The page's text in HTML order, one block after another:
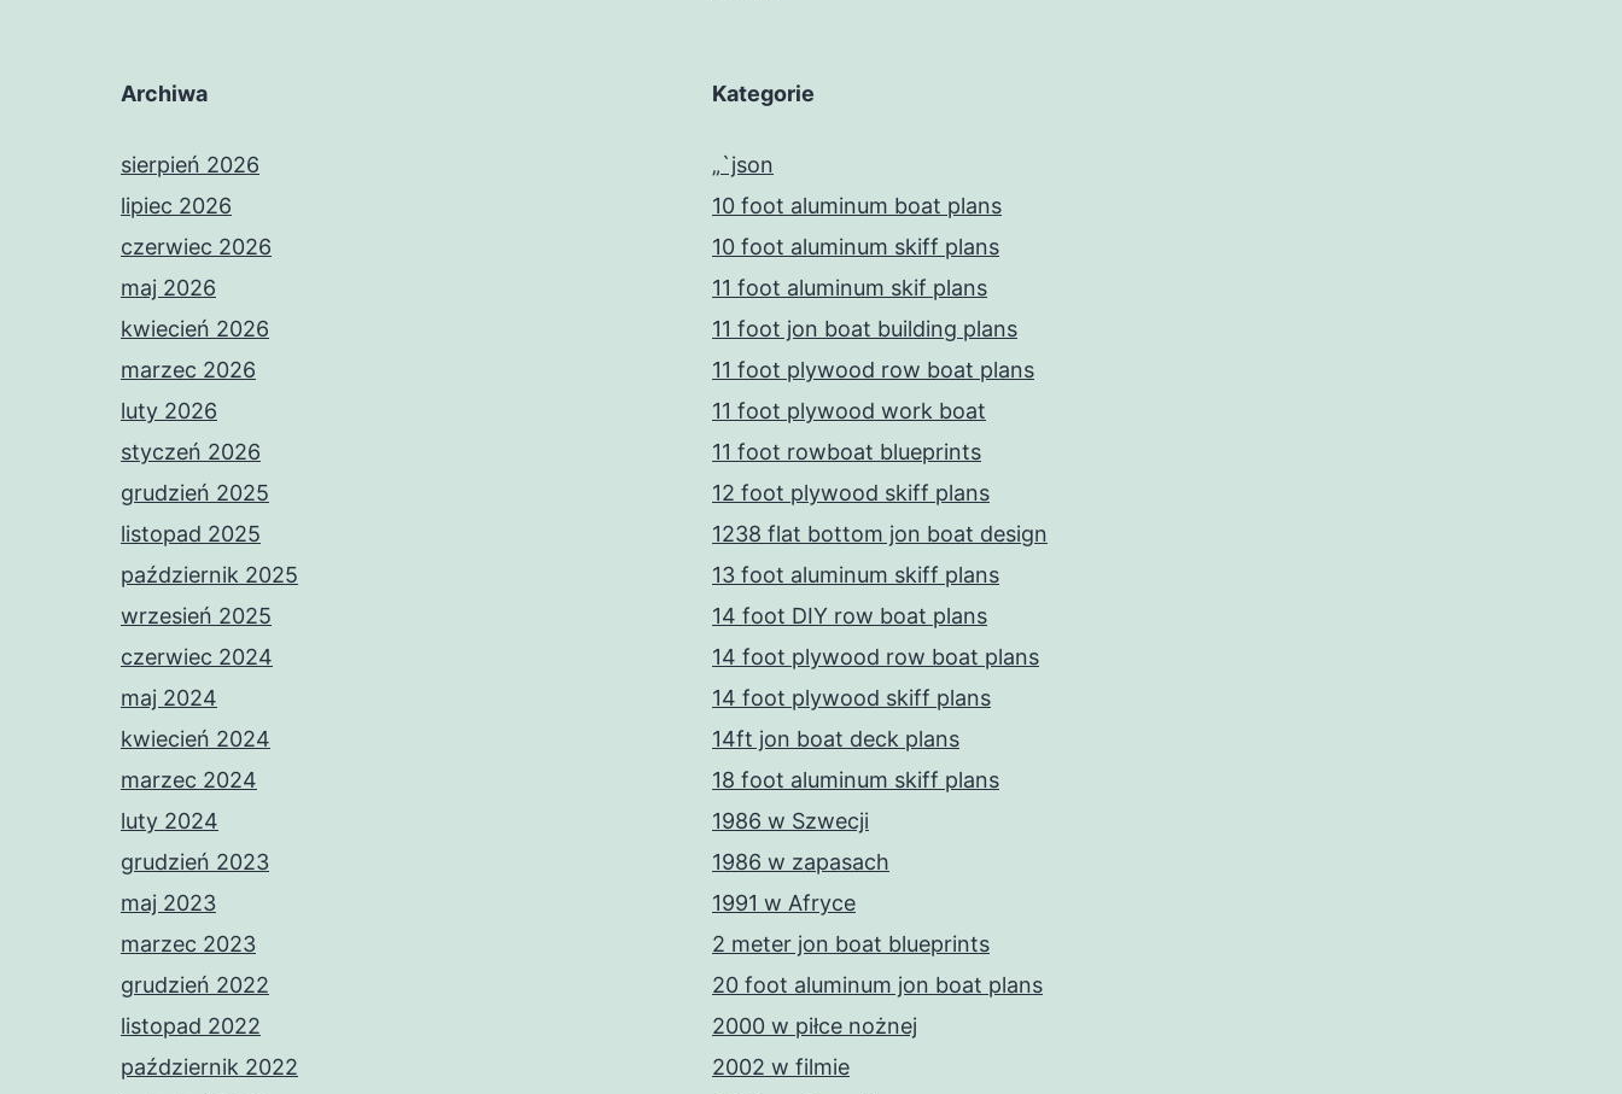
Archiwa
sierpień 2026
lipiec 2026
czerwiec 2026
maj 2026
kwiecień 2026
marzec 2026
luty 2026
styczeń 2026
grudzień 2025
listopad 2025
październik 2025
wrzesień 2025
czerwiec 2024
maj 2024
kwiecień 2024
marzec 2024
luty 2024
grudzień 2023
maj 2023
marzec 2023
grudzień 2022
listopad 2022
październik 2022
Kategorie
„`json
10 foot aluminum boat plans
10 foot aluminum skiff plans
11 foot aluminum skif plans
11 foot jon boat building plans
11 foot plywood row boat plans
11 foot plywood work boat
11 foot rowboat blueprints
12 foot plywood skiff plans
1238 flat bottom jon boat design
13 foot aluminum skiff plans
14 foot DIY row boat plans
14 foot plywood row boat plans
14 foot plywood skiff plans
14ft jon boat deck plans
18 foot aluminum skiff plans
1986 w Szwecji
1986 w zapasach
1991 w Afryce
2 meter jon boat blueprints
20 foot aluminum jon boat plans
2000 w piłce nożnej
2002 w filmie